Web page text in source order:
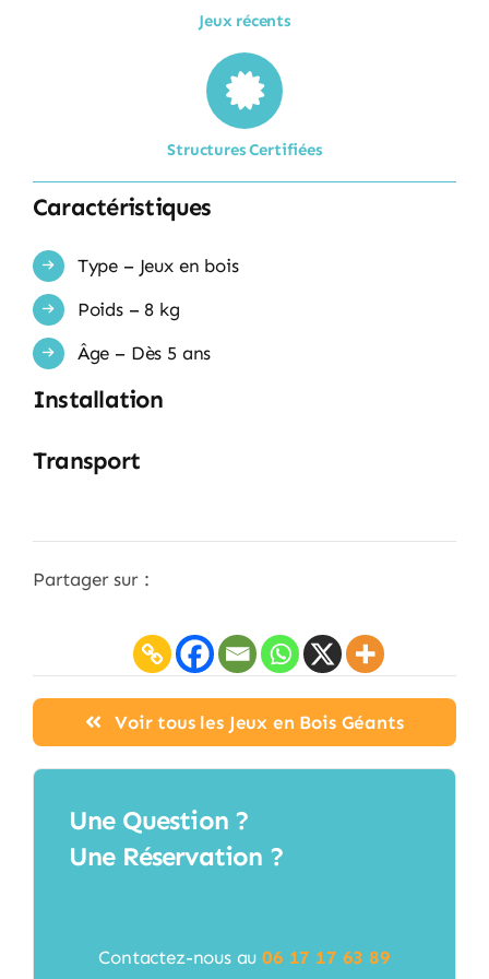
Jeux récents
Structures Certifiées
Caractéristiques
Type – Jeux en bois
Poids – 8 kg
Âge – Dès 5 ans
Installation
Transport
Partager sur :
Voir tous les Jeux en Bois Géants
Une Question ?
Une Réservation ?
Contactez-nous au06 17 17 63 89